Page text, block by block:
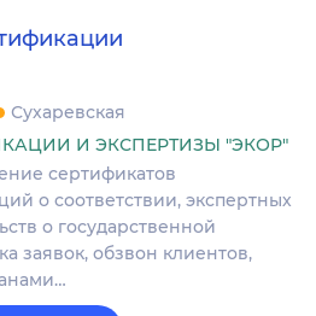
Сухаревская
И ЭКСПЕРТИЗЫ "ЭКОР"
сертификатов
о соответствии, экспертных
о государственной
заявок, обзвон клиентов,